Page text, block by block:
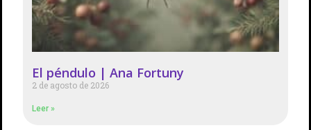
El péndulo | Ana Fortuny
2 de agosto de 2026
Leer »